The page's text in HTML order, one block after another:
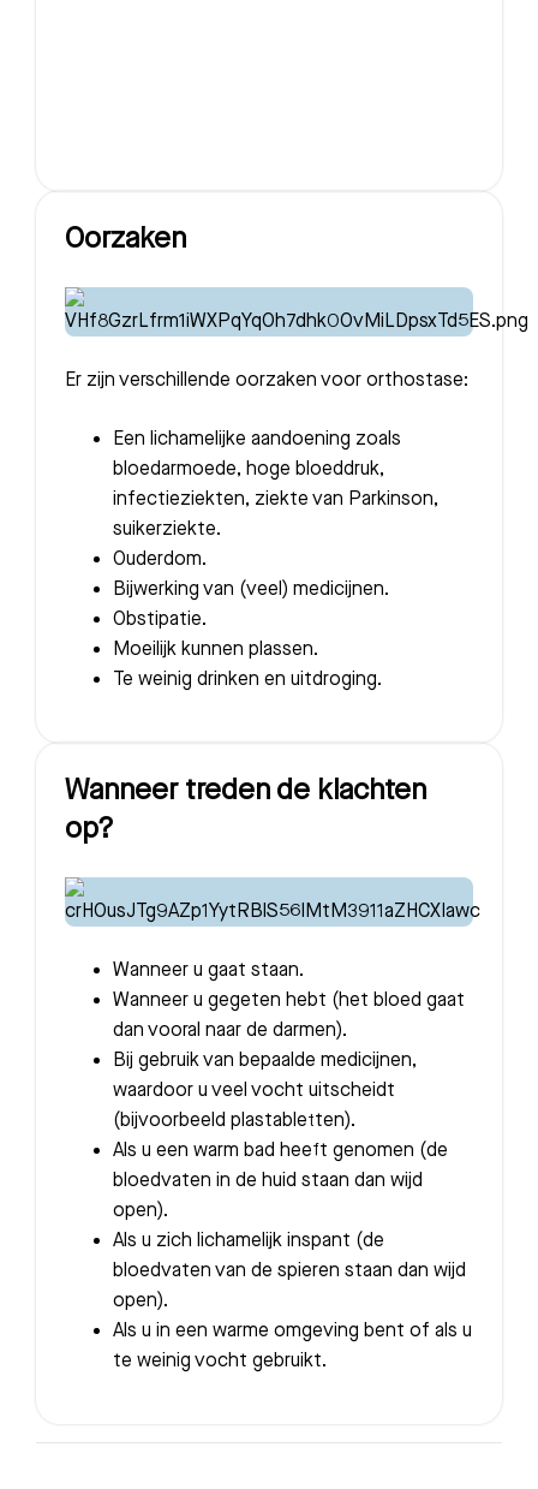
Oorzaken
Er zijn verschillende oorzaken voor orthostase:
Een lichamelijke aandoening zoals
bloedarmoede, hoge bloeddruk,
infectieziekten, ziekte van Parkinson,
suikerziekte.
Ouderdom.
Bijwerking van (veel) medicijnen.
Obstipatie.
Moeilijk kunnen plassen.
Te weinig drinken en uitdroging.
Wanneer treden de klachten
op?
Wanneer u gaat staan.
Wanneer u gegeten hebt (het bloed gaat
dan vooral naar de darmen).
Bij gebruik van bepaalde medicijnen,
waardoor u veel vocht uitscheidt
(bijvoorbeeld plastabletten).
Als u een warm bad heeft genomen (de
bloedvaten in de huid staan dan wijd
open).
Als u zich lichamelijk inspant (de
bloedvaten van de spieren staan dan wijd
open).
Als u in een warme omgeving bent of als u
te weinig vocht gebruikt.